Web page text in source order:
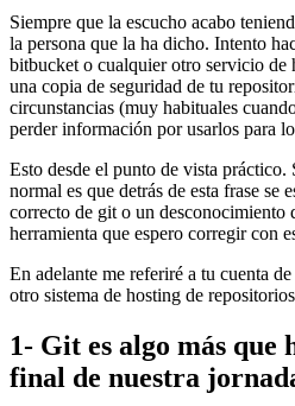
Siempre que la escucho acabo
la persona que la ha dicho. Intento
bitbucket o cualquier otro servicio de
una copia de seguridad de tu
circunstancias (muy habituales
perder información por usarlos para
Esto desde el punto de vista práctico.
normal es que detrás de esta frase se
correcto de git o un desconocimiento
herramienta que espero corregir con
En adelante me referiré a tu cuenta
otro sistema de hosting de
1- Git es algo más
final de nuestra